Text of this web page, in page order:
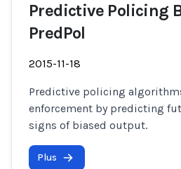
Predictive Policing
PredPol
2015-11-18
Predictive policing
enforcement by predicting
signs of biased output.
Plus